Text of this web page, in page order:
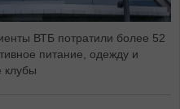
ВТБ потратили более 52
питание, одежду и
клубы